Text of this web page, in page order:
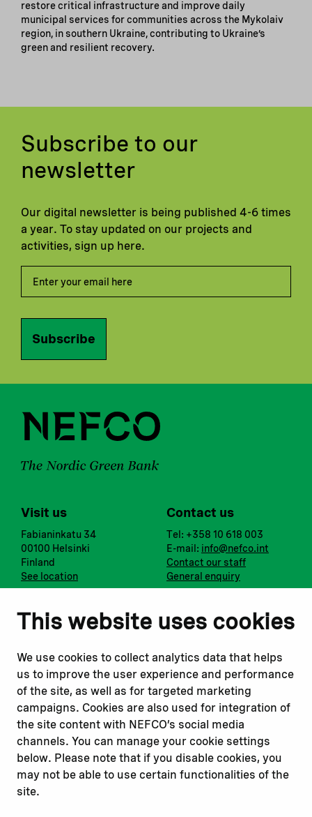
This website uses cookies
We use cookies to collect analytics data that helps
us to improve the user experience and performance
of the site, as well as for targeted marketing
campaigns. Cookies are also used for integration of
the site content with NEFCO’s social media
channels. You can manage your cookie settings
below. Please note that if you disable cookies, you
may not be able to use certain functionalities of the
site.
restore critical infrastructure and improve daily
municipal services for communities across the Mykolaiv
region, in southern Ukraine, contributing to Ukraine’s
green and resilient recovery.
Subscribe to our
newsletter
Our digital newsletter is being published 4-6 times
a year. To stay updated on our projects and
activities, sign up here.
Subscribe
Visit us
Fabianinkatu 34
00100 Helsinki
Finland
See location
Contact us
Tel: +358 10 618 003
E-mail: info@nefco.int
Contact our staff
General enquiry
Notify us
Report a concern
Submit a complaint
Instagram
Youtube
Read about
Our financing
Our projects
Our impact
Our workplace
Related websites
Nopef
BGFA
MCFA